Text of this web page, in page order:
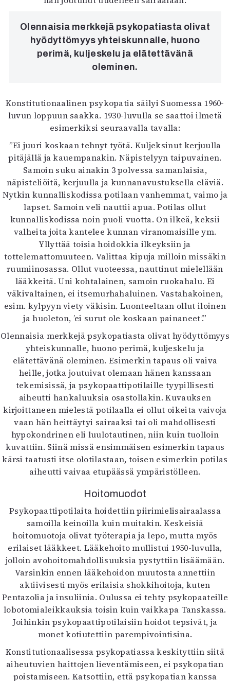
Olennaisia merkkejä psykopatiasta olivat
hyödyttömyys yhteiskunnalle, huono
perimä, kuljeskelu ja elätettävänä
oleminen.
Konstitutionaalinen psykopatia säilyi Suomessa 1960-
luvun loppuun saakka. 1930-luvulla se saattoi ilmetä
esimerkiksi seuraavalla tavalla:
”Ei juuri koskaan tehnyt työtä. Kuljeksinut kerjuulla
pitäjällä ja kauempanakin. Näpistelyyn taipuvainen.
Samoin suku ainakin 3 polvessa samanlaisia,
näpisteliöitä, kerjuulla ja kunnanavustuksella eläviä.
Nytkin kunnalliskodissa potilaan vanhemmat, vaimo ja
lapset. Samoin veli nauttii apua. Potilas ollut
kunnalliskodissa noin puoli vuotta. On ilkeä, keksii
valheita joita kantelee kunnan viranomaisille ym.
Yllyttää toisia hoidokkia ilkeyksiin ja
tottelemattomuuteen. Valittaa kipuja milloin missäkin
ruumiinosassa. Ollut vuoteessa, nauttinut mielellään
lääkkeitä. Uni kohtalainen, samoin ruokahalu. Ei
väkivaltainen, ei itsemurhahaluinen. Vastahakoinen,
esim. kylpyyn viety väkisin. Luonteeltaan ollut iloinen
ja huoleton, ’ei surut ole koskaan painaneet’.”
Olennaisia merkkejä psykopatiasta olivat hyödyttömyys
yhteiskunnalle, huono perimä, kuljeskelu ja
elätettävänä oleminen. Esimerkin tapaus oli vaiva
heille, jotka joutuivat olemaan hänen kanssaan
tekemisissä, ja psykopaattipotilaille tyypillisesti
aiheutti hankaluuksia osastollakin. Kuvauksen
kirjoittaneen mielestä potilaalla ei ollut oikeita vaivoja
vaan hän heittäytyi sairaaksi tai oli mahdollisesti
hypokondrinen eli luulotautinen, niin kuin tuolloin
kuvattiin. Siinä missä ensimmäisen esimerkin tapaus
kärsi taatusti itse olotilastaan, toisen esimerkin potilas
aiheutti vaivaa etupäässä ympäristölleen.
Hoitomuodot
Psykopaattipotilaita hoidettiin piirimielisairaalassa
samoilla keinoilla kuin muitakin. Keskeisiä
hoitomuotoja olivat työterapia ja lepo, mutta myös
erilaiset lääkkeet. Lääkehoito mullistui 1950-luvulla,
jolloin avohoitomahdollisuuksia pystyttiin lisäämään.
Varsinkin ennen lääkehoidon muutosta annettiin
aktiivisesti myös erilaisia shokkihoitoja, kuten
Pentazolia ja insuliinia. Oulussa ei tehty psykopaateille
lobotomialeikkauksia toisin kuin vaikkapa Tanskassa.
Joihinkin psykopaattipotilaisiin hoidot tepsivät, ja
monet kotiutettiin parempivointisina.
Konstitutionaalisessa psykopatiassa keskityttiin siitä
aiheutuvien haittojen lieventämiseen, ei psykopatian
poistamiseen. Katsottiin, että psykopatian kanssa